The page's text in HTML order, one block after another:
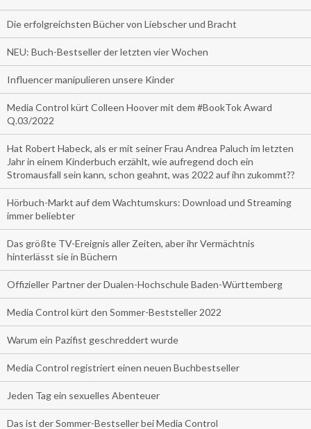
Die erfolgreichsten Bücher von Liebscher und Bracht
NEU: Buch-Bestseller der letzten vier Wochen
Influencer manipulieren unsere Kinder
Media Control kürt Colleen Hoover mit dem #BookTok Award
Q.03/2022
Hat Robert Habeck, als er mit seiner Frau Andrea Paluch im letzten
Jahr in einem Kinderbuch erzählt, wie aufregend doch ein
Stromausfall sein kann, schon geahnt, was 2022 auf ihn zukommt??
Hörbuch-Markt auf dem Wachtumskurs: Download und Streaming
immer beliebter
Das größte TV-Ereignis aller Zeiten, aber ihr Vermächtnis
hinterlässt sie in Büchern
Offizieller Partner der Dualen-Hochschule Baden-Württemberg
Media Control kürt den Sommer-Beststeller 2022
Warum ein Pazifist geschreddert wurde
Media Control registriert einen neuen Buchbestseller
Jeden Tag ein sexuelles Abenteuer
Das ist der Sommer-Bestseller bei Media Control